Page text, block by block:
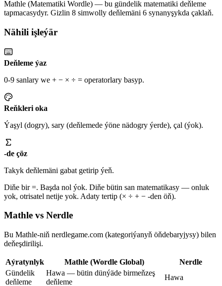
Mathle (Matematiki Wordle) — bu gündelik matematiki deňleme
tapmacasydyr. Gizlin 8 simwolly deňlemäni 6 synanyşykda çaklaň.
Nähili işleýär
Deňleme ýaz
0-9 sanlary we + − × ÷ = operatorlary basyp.
Reňkleri oka
Ýaşyl (dogry), sary (deňlemede ýöne nädogry ýerde), çal (ýok).
-de çöz
Takyk deňlemäni gabat getirip ýeň.
Diňe bir =. Başda nol ýok. Diňe bütin san matematikasy — onluk
yok, otrisatel netije yok. Adaty tertip (× ÷ + − -den öň).
Mathle vs Nerdle
Bu Mathle-niň nerdlegame.com (kategoriýanyň öňdebaryjysy) bilen
deňeşdirilişi.
Aýratynlyk Mathle (Wordle Global)
Nerdle
Gündelik
deňleme
Hawa — bütin dünýäde birmeňzeş
deňleme
Hawa